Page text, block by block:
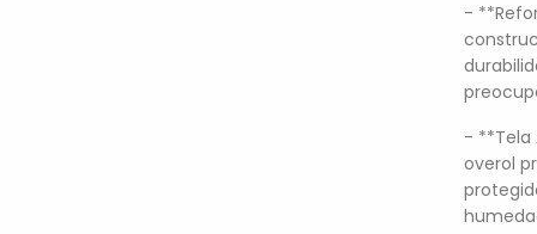
-
- **Tela
overol